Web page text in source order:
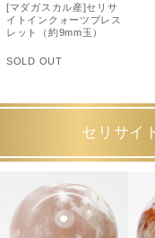
[マダガスカル産]セリサ
イトインクォーツブレス
レット（約9mm玉）
SOLD OUT
セリサイ